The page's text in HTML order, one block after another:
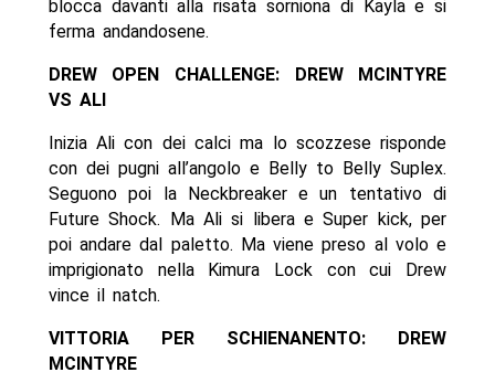
blocca davanti alla risata sorniona di Kayla e si
ferma andandosene.
DREW OPEN CHALLENGE: DREW MCINTYRE
VS ALI
Inizia Ali con dei calci ma lo scozzese risponde
con dei pugni all’angolo e Belly to Belly Suplex.
Seguono poi la Neckbreaker e un tentativo di
Future Shock. Ma Ali si libera e Super kick, per
poi andare dal paletto. Ma viene preso al volo e
imprigionato nella Kimura Lock con cui Drew
vince il natch.
VITTORIA PER SCHIENANENTO: DREW
MCINTYRE